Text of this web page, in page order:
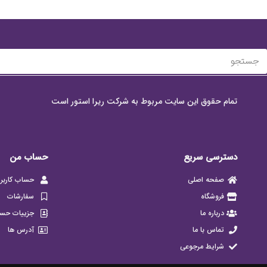
تمام حقوق این سایت مربوط به شرکت ریرا استور است
دسترسی سریع
صفحه اصلی
فروشگاه
درباره ما
تماس با ما
شرایط مرجوعی
حساب من
حساب
سفارشات
جزییات
آدرس ها